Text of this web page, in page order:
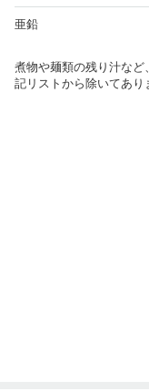
亜鉛
煮物や麺類の残り汁な
記リストから除いてあり